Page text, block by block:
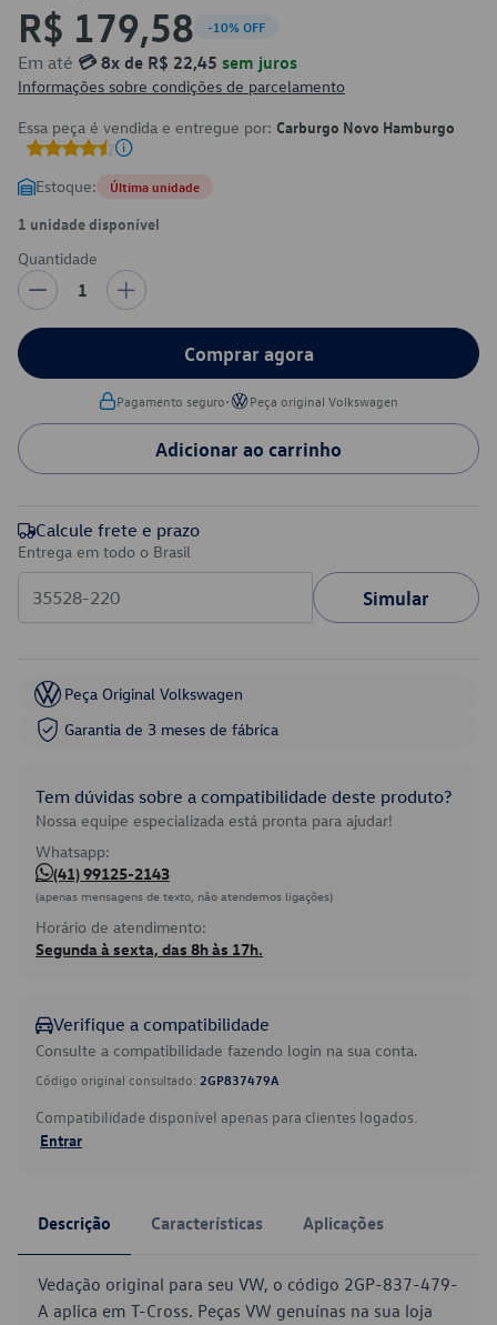
R$ 179,58 -10% OFF
Em até 💳 8x de R$ 22,45 sem juros
Informações sobre condições de parcelamento
Essa peça é vendida e entregue por: Carburgo Novo Hamburgo
Estoque: Última unidade
1 unidade disponível
Quantidade
1
Comprar agora
Pagamento seguro• Peça original Volkswagen
Adicionar ao carrinho
Calcule frete e prazo
Entrega em todo o Brasil
Simular
Peça Original Volkswagen
Garantia de 3 meses de fábrica
Tem dúvidas sobre a compatibilidade deste produto?
Nossa equipe especializada está pronta para ajudar!
Whatsapp:
(41) 99125-2143
(apenas mensagens de texto, não atendemos ligações)
Horário de atendimento:
Segunda à sexta, das 8h às 17h.
Verifique a compatibilidade
Consulte a compatibilidade fazendo login na sua conta.
Código original consultado: 2GP837479A
Compatibilidade disponível apenas para clientes logados.
Entrar
Descrição Características Aplicações
Vedação original para seu VW, o código 2GP-837-479-
A aplica em T-Cross. Peças VW genuínas na sua loja